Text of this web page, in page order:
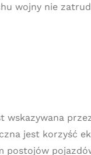
wojny nie
jest korzyść